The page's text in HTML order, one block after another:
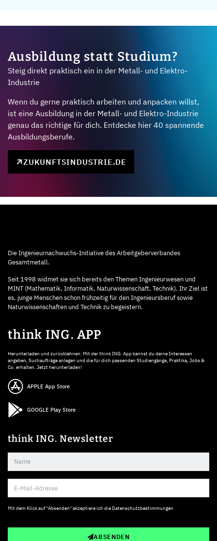
Ausbildung statt Studium?
Steig direkt praktisch ein in der Metall- und Elektro-
Industrie
Wenn du gerne praktisch arbeiten und anpacken willst,
ist eine Ausbildung in der Metall- und Elektro-Industrie
genau das richtige für dich. Entdecke hier 40 spannende
Ausbildungsberufe.
ZUKUNFTSINDUSTRIE.DE
Die Ingenieurnachwuchs-Initiative des Arbeitgeberverbandes
Gesamtmetall.
Seit 1998 widmet sie sich bereits den Themen Ingenieurwesen und
MINT (Mathematik, Informatik, Naturwissenschaft, Technik). Ihr Ziel ist
es, junge Menschen schon frühzeitig für den Ingenieursberuf sowie
Naturwissenschaften und Technik zu begeistern.
think ING. APP
Herunterladen und zurücklehnen: Mit der think ING. App kannst du deine Interessen
angeben, Suchaufträge anlegen und die für dich passenden Studiengänge, Praktika, Jobs &
Co. erhalten. Jetzt herunterladen!
APPLE App Store
GOOGLE Play Store
think ING. Newsletter
Mit dem Klick auf "Absenden" akzeptiere ich die Datenschutzbestimmungen
ABSENDEN